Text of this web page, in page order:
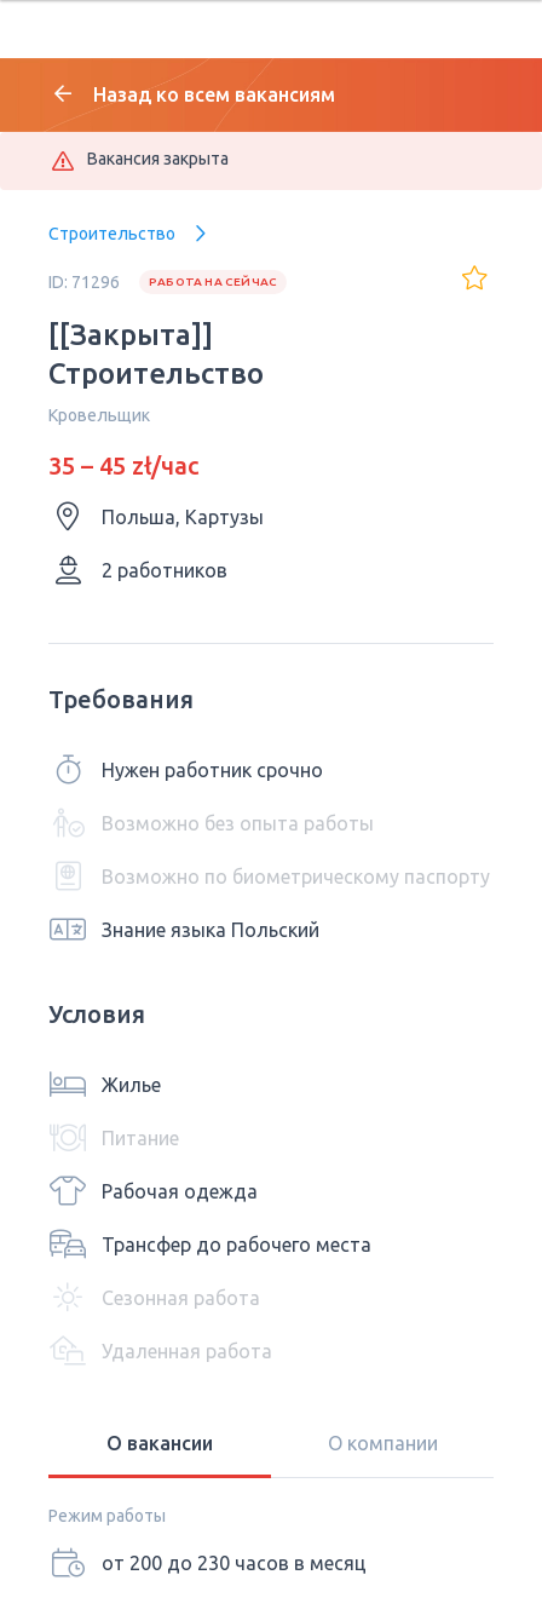
Назад ко всем вакансиям
Вакансия закрыта
Строительство
ID: 71296 РАБОТА НА СЕЙЧАС
[[Закрыта]]
Строительство
Кровельщик
35 – 45 zł/час
Польша, Картузы
2 работников
Требования
Нужен работник срочно
Возможно без опыта работы
Возможно по биометрическому паспорту
Знание языка Польский
Условия
Жилье
Питание
Рабочая одежда
Трансфер до рабочего места
Сезонная работа
Удаленная работа
О вакансии О компании
Режим работы
от 200 до 230 часов в месяц